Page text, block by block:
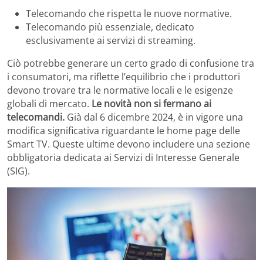
Telecomando che rispetta le nuove normative.
Telecomando più essenziale, dedicato
esclusivamente ai servizi di streaming.
Ciò potrebbe generare un certo grado di confusione tra
i consumatori, ma riflette l’equilibrio che i produttori
devono trovare tra le normative locali e le esigenze
globali di mercato. Le novità non si fermano ai
telecomandi. Già dal 6 dicembre 2024, è in vigore una
modifica significativa riguardante le home page delle
Smart TV. Queste ultime devono includere una sezione
obbligatoria dedicata ai Servizi di Interesse Generale
(SIG).